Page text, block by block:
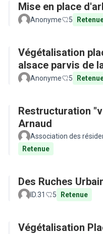
Mise en place
Anonyme 5
Végétalisation
alsace parvis de
Anonyme 5
Restructuration
Arnaud
Association des
Retenue
Des Ruches
ID.31 5 Retenue
Végétalisation